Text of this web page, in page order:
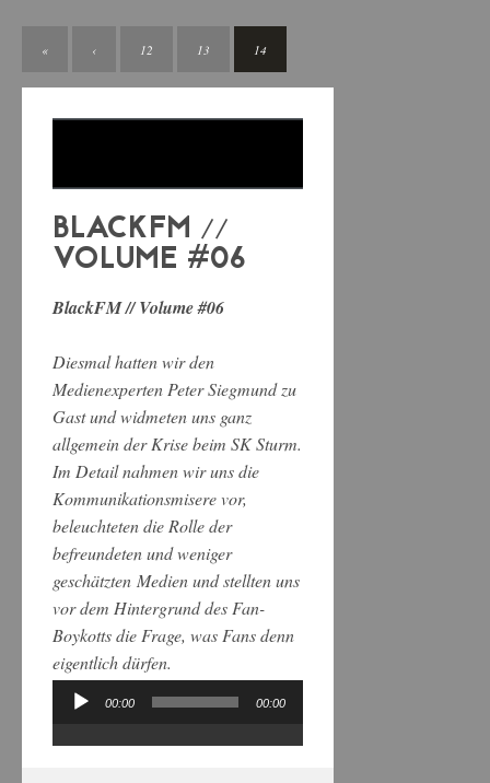
« ‹ 12 13 14
BLACKFM //
VOLUME #06
BlackFM // Volume #06
Diesmal hatten wir den
Medienexperten Peter Siegmund zu
Gast und widmeten uns ganz
allgemein der Krise beim SK Sturm.
Im Detail nahmen wir uns die
Kommunikationsmisere vor,
beleuchteten die Rolle der
befreundeten und weniger
geschätzten Medien und stellten uns
vor dem Hintergrund des Fan-
Boykotts die Frage, was Fans denn
eigentlich dürfen.
Audio-
00:00 00:00